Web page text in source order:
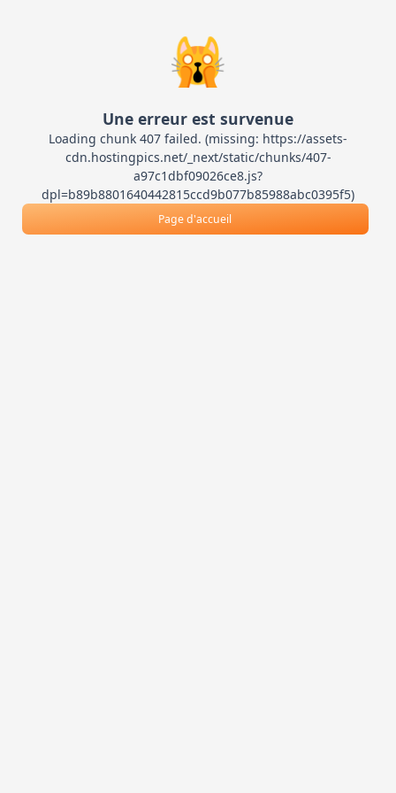
🙀
Une erreur est survenue
Loading chunk 407 failed. (missing: https://assets-
cdn.hostingpics.net/_next/static/chunks/407-
a97c1dbf09026ce8.js?
dpl=b89b8801640442815ccd9b077b85988abc0395f5)
Page d'accueil